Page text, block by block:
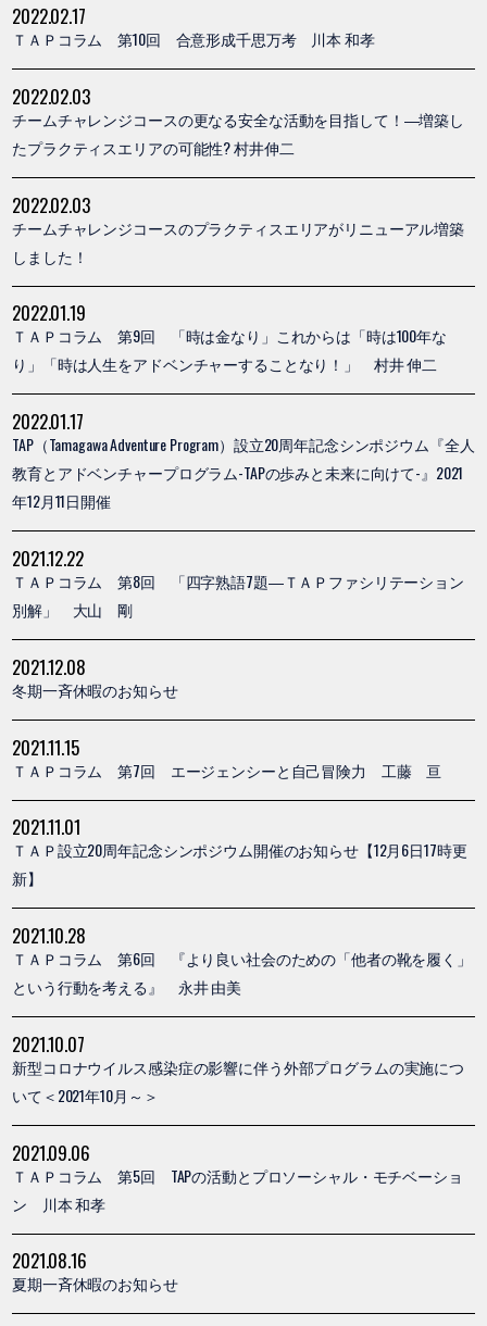
2022.02.17
ＴＡＰコラム 第10回 合意形成千思万考 川本 和孝
2022.02.03
チームチャレンジコースの更なる安全な活動を目指して！―増築し
たプラクティスエリアの可能性? 村井伸二
2022.02.03
チームチャレンジコースのプラクティスエリアがリニューアル増築
しました！
2022.01.19
ＴＡＰコラム 第9回 「時は金なり」これからは「時は100年な
り」「時は人生をアドベンチャーすることなり！」 村井 伸二
2022.01.17
TAP（Tamagawa Adventure Program）設立20周年記念シンポジウム『全人
教育とアドベンチャープログラム-TAPの歩みと未来に向けて-』2021
年12月11日開催
2021.12.22
ＴＡＰコラム 第8回 「四字熟語7題―ＴＡＰファシリテーション
別解」 大山 剛
2021.12.08
冬期一斉休暇のお知らせ
2021.11.15
ＴＡＰコラム 第7回 エージェンシーと自己冒険力 工藤 亘
2021.11.01
ＴＡＰ設立20周年記念シンポジウム開催のお知らせ【12月6日17時更
新】
2021.10.28
ＴＡＰコラム 第6回 『より良い社会のための「他者の靴を履く」
という行動を考える』 永井 由美
2021.10.07
新型コロナウイルス感染症の影響に伴う外部プログラムの実施につ
いて＜2021年10月～＞
2021.09.06
ＴＡＰコラム 第5回 TAPの活動とプロソーシャル・モチベーショ
ン 川本 和孝
2021.08.16
夏期一斉休暇のお知らせ